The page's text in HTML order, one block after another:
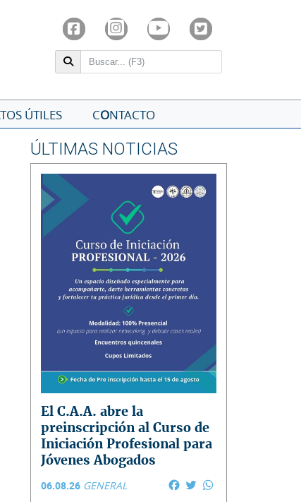
ÚTILES CONTACTO
ÚLTIMAS NOTICIAS
El C.A.A. abre la
preinscripción al Curso de
Iniciación Profesional para
Jóvenes Abogados
06.08.26 GENERAL Facebook
Twitter